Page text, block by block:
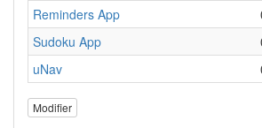
Reminders App
Sudoku App
uNav
Modifier